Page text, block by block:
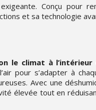
Conçu pour
et sa technologie
le climat à l’intérieur
pour s’adapter à
Avec une
élevée tout en